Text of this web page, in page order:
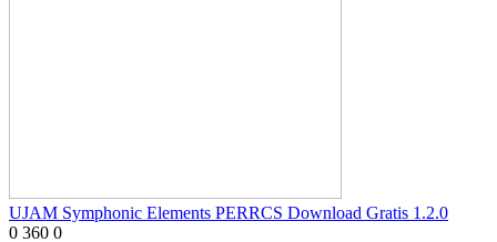
UJAM Symphonic Elements PERRCS Download Gratis 1.2.0
0 360 0